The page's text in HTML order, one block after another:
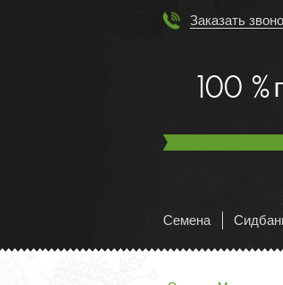
Заказать
100 %
Семена